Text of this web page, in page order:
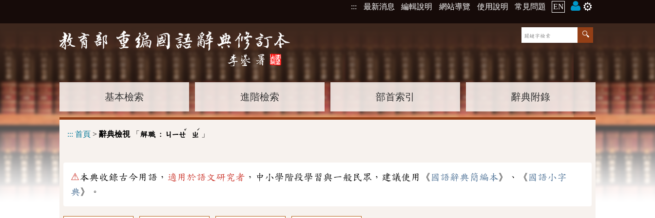
::: 最新消息 編輯說明 網站導覽 使用說明 常見問題 EN ⚙️
基本檢索 進階檢索 部首索引 辭典附錄
::: 首頁 > 辭典檢視「 解職 : ㄐㄧㄝ
ˇ
ㄓ
ˊ
」
⚠本典收錄古今用語， 適用於語文研究者 ，中小學階段學習與一般民眾，建議使用《 國語辭典簡編本》、《 國語小字
典》。